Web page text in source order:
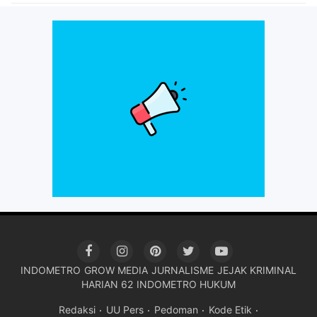
INDOMETRO GROW MEDIA JURNALISME JEJAK KRIMINAL
HARIAN 62 INDOMETRO HUKUM
Redaksi UU Pers Pedoman Kode Etik